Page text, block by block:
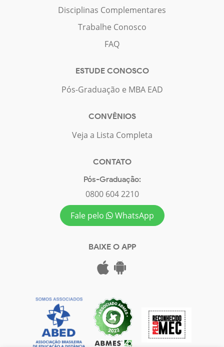
Disciplinas Complementares
Trabalhe Conosco
FAQ
ESTUDE CONOSCO
Pós-Graduação e MBA EAD
CONVÊNIOS
Veja a Lista Completa
CONTATO
Pós-Graduação:
0800 604 2210
Fale pelo
WhatsApp
BAIXE O APP